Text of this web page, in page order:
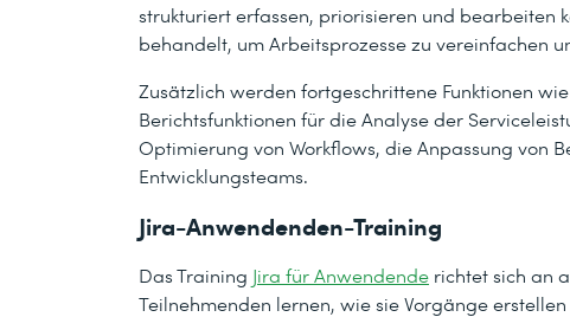
strukturiert erfassen, priorisieren und bearbeiten
behandelt, um Arbeitsprozesse zu vereinfachen
Zusätzlich werden fortgeschrittene Funktionen
Berichtsfunktionen für die Analyse der
Optimierung von Workflows, die Anpassung von
Entwicklungsteams.
Jira-Anwendenden-Training
Das Training Jira für Anwendende richtet sich an
Teilnehmenden lernen, wie sie Vorgänge